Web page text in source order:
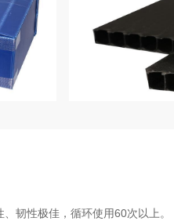
韧性极佳，循环使用60次以上。